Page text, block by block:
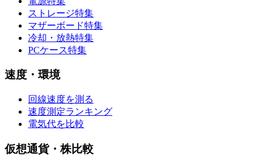
ストレージ特集
マザーボード特集
冷却・放熱特集
PCケース特集
速度・環境
回線速度を測る
速度測定ランキング
電気代を比較
仮想通貨・株比較